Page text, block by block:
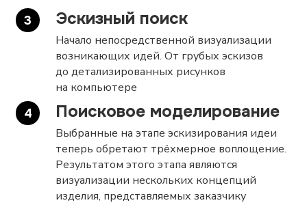
Эскизный поиск
Начало непосредственной визуализации
возникающих идей. От грубых эскизов
до детализированных рисунков
на компьютере
Поисковое моделирование
Выбранные на этапе эскизирования идеи
теперь обретают трёхмерное воплощение.
Результатом этого этапа являются
визуализации нескольких концепций
изделия, представляемых заказчику